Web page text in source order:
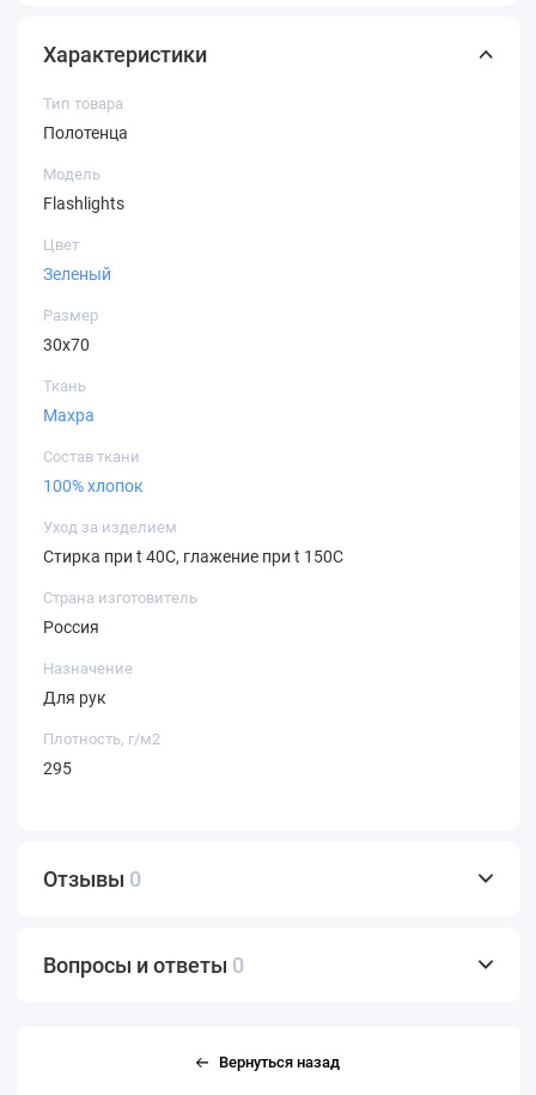
Характеристики
Тип товара
Полотенца
Модель
Flashlights
Цвет
Зеленый
Размер
30х70
Ткань
Махра
Состав ткани
100% хлопок
Уход за изделием
Стирка при t 40С, глажение при t 150С
Страна изготовитель
Россия
Назначение
Для рук
Плотность, г/м2
295
Отзывы 0
Вопросы и ответы 0
Вернуться назад